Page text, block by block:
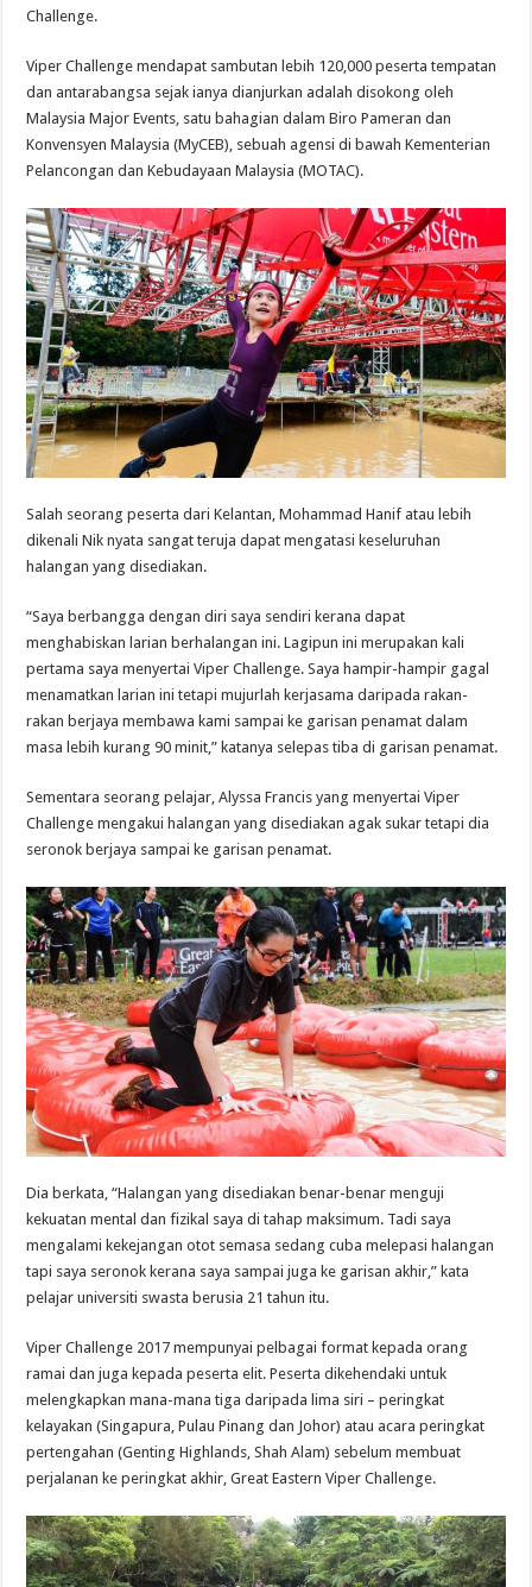
Challenge.
Viper Challenge mendapat sambutan lebih 120,000 peserta tempatan
dan antarabangsa sejak ianya dianjurkan adalah disokong oleh
Malaysia Major Events, satu bahagian dalam Biro Pameran dan
Konvensyen Malaysia (MyCEB), sebuah agensi di bawah Kementerian
Pelancongan dan Kebudayaan Malaysia (MOTAC).
Salah seorang peserta dari Kelantan, Mohammad Hanif atau lebih
dikenali Nik nyata sangat teruja dapat mengatasi keseluruhan
halangan yang disediakan.
“Saya berbangga dengan diri saya sendiri kerana dapat
menghabiskan larian berhalangan ini. Lagipun ini merupakan kali
pertama saya menyertai Viper Challenge. Saya hampir-hampir gagal
menamatkan larian ini tetapi mujurlah kerjasama daripada rakan-
rakan berjaya membawa kami sampai ke garisan penamat dalam
masa lebih kurang 90 minit,” katanya selepas tiba di garisan penamat.
Sementara seorang pelajar, Alyssa Francis yang menyertai Viper
Challenge mengakui halangan yang disediakan agak sukar tetapi dia
seronok berjaya sampai ke garisan penamat.
Dia berkata, “Halangan yang disediakan benar-benar menguji
kekuatan mental dan fizikal saya di tahap maksimum. Tadi saya
mengalami kekejangan otot semasa sedang cuba melepasi halangan
tapi saya seronok kerana saya sampai juga ke garisan akhir,” kata
pelajar universiti swasta berusia 21 tahun itu.
Viper Challenge 2017 mempunyai pelbagai format kepada orang
ramai dan juga kepada peserta elit. Peserta dikehendaki untuk
melengkapkan mana-mana tiga daripada lima siri – peringkat
kelayakan (Singapura, Pulau Pinang dan Johor) atau acara peringkat
pertengahan (Genting Highlands, Shah Alam) sebelum membuat
perjalanan ke peringkat akhir, Great Eastern Viper Challenge.